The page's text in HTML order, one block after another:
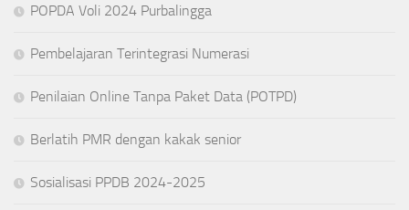
POPDA Voli 2024 Purbalingga
Pembelajaran Terintegrasi Numerasi
Penilaian Online Tanpa Paket Data (POTPD)
Berlatih PMR dengan kakak senior
Sosialisasi PPDB 2024-2025